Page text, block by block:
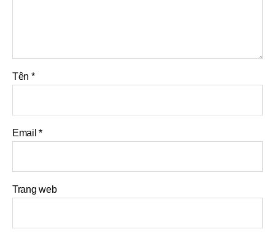
Tên *
Email*
Trang web